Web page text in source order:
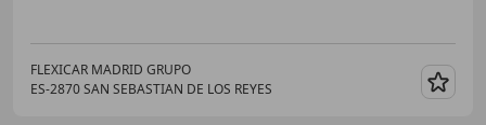
FLEXICAR MADRID GRUPO
ES-2870 SAN SEBASTIAN DE LOS REYES